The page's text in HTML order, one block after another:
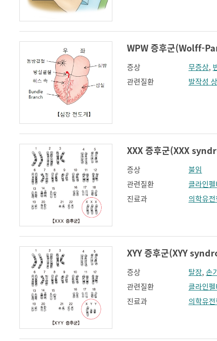
WPW 증후군(Wolff-
증상 무증상,
관련질환
발작성
XXX 증후군(XXX
증상
불임
관련질환
클라인
진료과
의학유
XYY 증후군(XYY
증상 탈장,손
관련질환
클라인
진료과
의학유